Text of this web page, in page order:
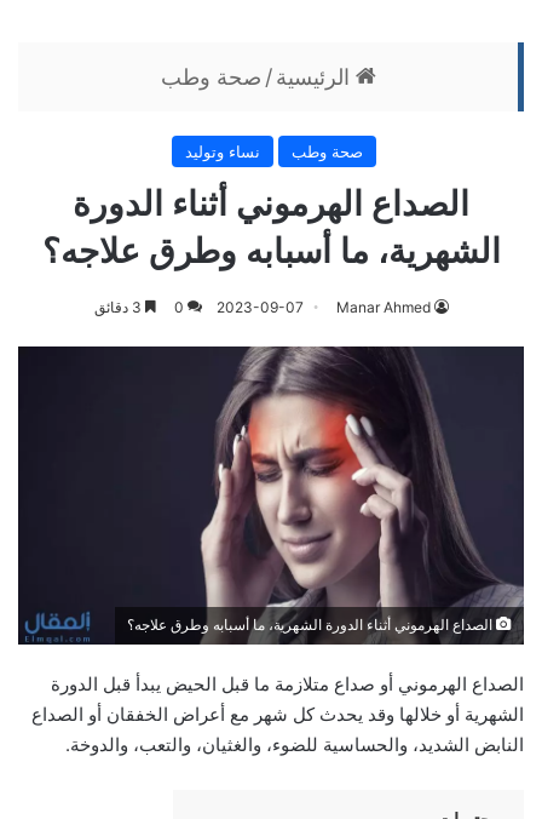
الرئيسية / صحة وطب
صحة وطب نساء وتوليد
الصداع الهرموني أثناء الدورة
الشهرية، ما أسبابه وطرق علاجه؟
Manar Ahmed
2023-09-07
0
الصداع الهرموني أثناء الدورة الشهرية، ما أسبابه وطرق علاجه؟
الصداع الهرموني أو صداع متلازمة ما قبل الحيض يبدأ قبل الدورة
الشهرية أو خلالها وقد يحدث كل شهر مع أعراض الخفقان أو الصداع
النابض الشديد، والحساسية للضوء، والغثيان، والتعب، والدوخة.